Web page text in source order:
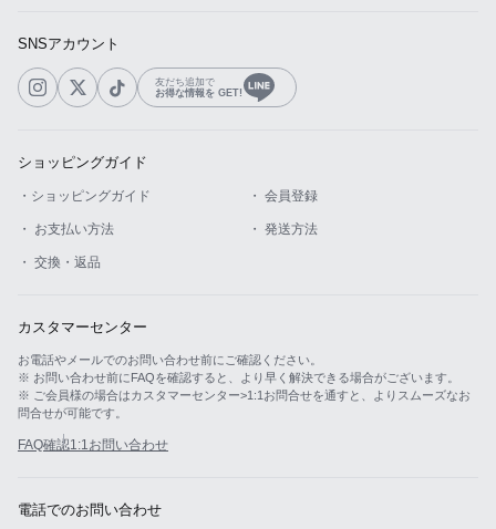
SNSアカウント
友だち追加で
お得な情報を GET!
ショッピングガイド
・ショッピングガイド ・ 会員登録
・ お支払い方法 ・ 発送方法
・ 交換・返品
カスタマーセンター
お電話やメールでのお問い合わせ前にご確認ください。
※ お問い合わせ前にFAQを確認すると、より早く解決できる場合がございます。
※ ご会員様の場合はカスタマーセンター>1:1お問合せを通すと、よりスムーズなお
問合せが可能です。
FAQ確認1:1お問い合わせ
電話でのお問い合わせ